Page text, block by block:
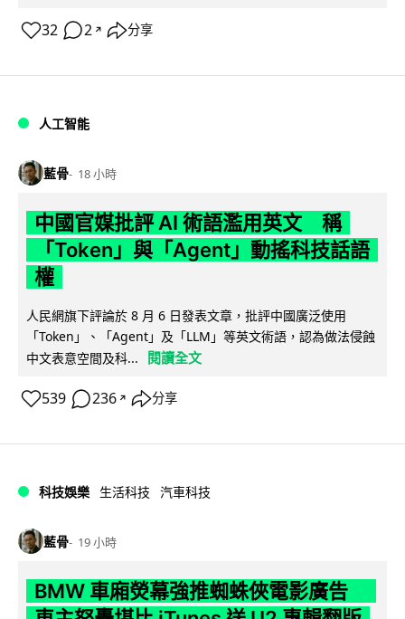
32 2 ↗ 分享
人工智能
藍骨 18 小時
中國官媒批評 AI 術語濫用英文 稱
「Token」與「Agent」動搖科技話語
權
人民網旗下評論於 8 月 6 日發表文章，批評中國廣泛使用
「Token」、「Agent」及「LLM」等英文術語，認為做法侵蝕
中文表意空間及科...
閱讀全文
539 236 ↗ 分享
科技娛樂 生活科技 汽車科技
藍骨 19 小時
BMW 車廂熒幕強推蜘蛛俠電影廣告